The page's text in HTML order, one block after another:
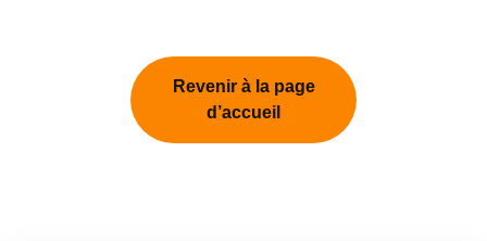
Revenir à la page
d’accueil